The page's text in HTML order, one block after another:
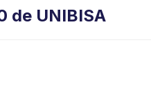
de UNIBISA